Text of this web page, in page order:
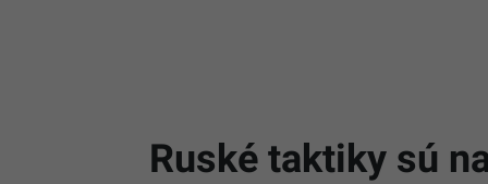
Ruské taktiky sú